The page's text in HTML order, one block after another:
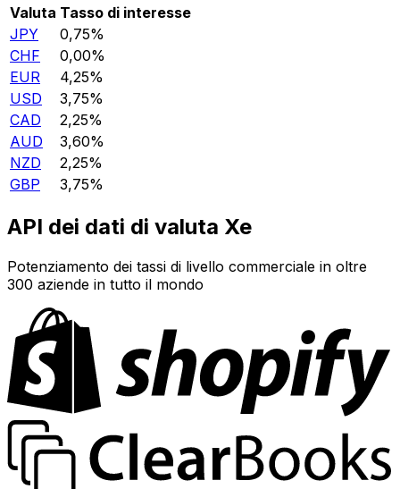
Valuta Tasso di interesse
JPY
0,75%
CHF
0,00%
EUR
4,25%
USD
3,75%
CAD
2,25%
AUD
3,60%
NZD
2,25%
GBP
3,75%
API dei dati di valuta Xe
Potenziamento dei tassi di livello commerciale in oltre
300 aziende in tutto il mondo